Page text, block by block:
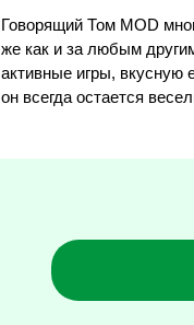
Говорящий Том MOD
же как и за любым
активные игры, вкусную
он всегда остается